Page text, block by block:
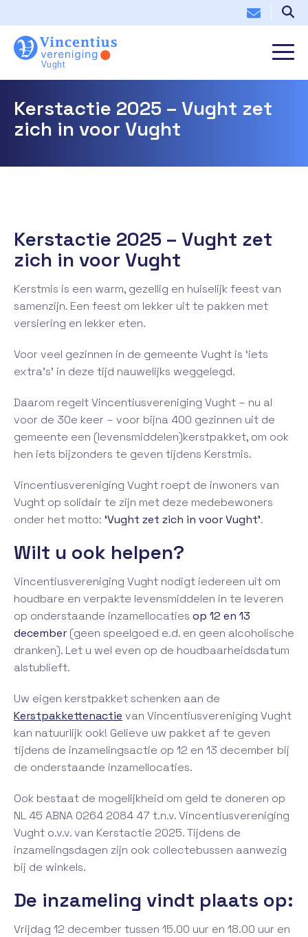
Kerstactie 2025 – Vught zet
zich in voor Vught
Kerstactie 2025 – Vught zet
zich in voor Vught
Kerstmis is een warm, gezellig en huiselijk feest van
samenzijn. Een feest om lekker uit te pakken met
versiering en lekker eten.
Voor veel gezinnen in de gemeente Vught is ‘iets
extra’s’ in deze tijd nauwelijks weggelegd.
Daarom regelt Vincentiusvereniging Vught – nu al
voor de 30e keer – voor bijna 400 gezinnen uit de
gemeente een (levensmiddelen)kerstpakket, om ook
hen iets bijzonders te geven tijdens Kerstmis.
Vincentiusvereniging Vught roept de inwoners van
Vught op solidair te zijn met deze medebewoners
onder het motto: ‘Vught zet zich in voor Vught’.
Wilt u ook helpen?
Vincentiusvereniging Vught nodigt iedereen uit om
houdbare en verpakte levensmiddelen in te leveren
op onderstaande inzamellocaties op 12 en 13
december (geen speelgoed e.d. en geen alcoholische
dranken). Let u wel even op de houdbaarheidsdatum
alstublieft.
Uw eigen kerstpakket schenken aan de
Kerstpakkettenactie van Vincentiusvereniging Vught
kan natuurlijk ook! Gelieve uw pakket af te geven
tijdens de inzamelingsactie op 12 en 13 december bij
de onderstaande inzamellocaties.
Ook bestaat de mogelijkheid om geld te doneren op
NL 45 ABNA 0264 2084 47 t.n.v. Vincentiusvereniging
Vught o.v.v. van Kerstactie 2025. Tijdens de
inzamelingsdagen zijn ook collectebussen aanwezig
bij de winkels.
De inzameling vindt plaats op:
Vrijdag 12 december tussen 15.00 uur en 18.00 uur en